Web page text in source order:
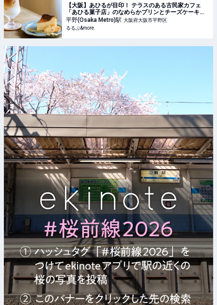
【大阪】あひるが目印！ テラスのある古民家カフェ
「あひる菓子店」のなめらかプリンとチーズケーキで
ひと休み｜るるぶ&more.
平野(Osaka Metro)駅 大阪府大阪市平野区
るるぶ&more.